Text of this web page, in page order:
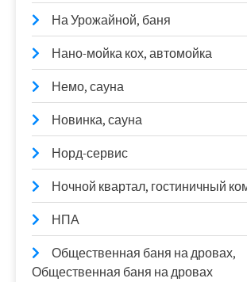
На Урожайной, баня
Нано-мойка кох, автомойка
Немо, сауна
Новинка, сауна
Норд-сервис
Ночной квартал, гостиничный
НПА
Общественная баня на дровах,
Общественная баня на дровах